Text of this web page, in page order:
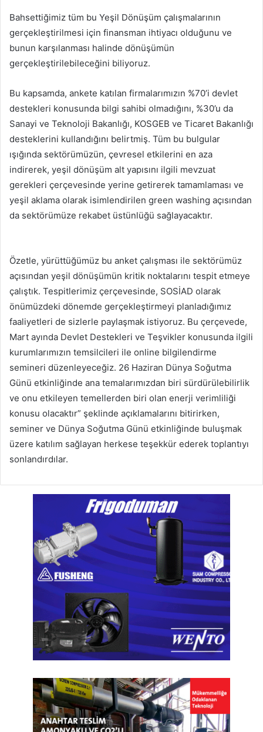
Bahsettiğimiz tüm bu Yeşil Dönüşüm çalışmalarının
gerçekleştirilmesi için finansman ihtiyacı olduğunu ve
bunun karşılanması halinde dönüşümün
gerçekleştirilebileceğini biliyoruz.
Bu kapsamda, ankete katılan firmalarımızın %70’i devlet
destekleri konusunda bilgi sahibi olmadığını, %30’u da
Sanayi ve Teknoloji Bakanlığı, KOSGEB ve Ticaret Bakanlığı
desteklerini kullandığını belirtmiş. Tüm bu bulgular
ışığında sektörümüzün, çevresel etkilerini en aza
indirerek, yeşil dönüşüm alt yapısını ilgili mevzuat
gerekleri çerçevesinde yerine getirerek tamamlaması ve
yeşil aklama olarak isimlendirilen green washing açısından
da sektörümüze rekabet üstünlüğü sağlayacaktır.
Özetle, yürüttüğümüz bu anket çalışması ile sektörümüz
açısından yeşil dönüşümün kritik noktalarını tespit etmeye
çalıştık. Tespitlerimiz çerçevesinde, SOSİAD olarak
önümüzdeki dönemde gerçekleştirmeyi planladığımız
faaliyetleri de sizlerle paylaşmak istiyoruz. Bu çerçevede,
Mart ayında Devlet Destekleri ve Teşvikler konusunda ilgili
kurumlarımızın temsilcileri ile online bilgilendirme
semineri düzenleyeceğiz. 26 Haziran Dünya Soğutma
Günü etkinliğinde ana temalarımızdan biri sürdürülebilirlik
ve onu etkileyen temellerden biri olan enerji verimliliği
konusu olacaktır” şeklinde açıklamalarını bitirirken,
seminer ve Dünya Soğutma Günü etkinliğinde buluşmak
üzere katılım sağlayan herkese teşekkür ederek toplantıyı
sonlandırdılar.